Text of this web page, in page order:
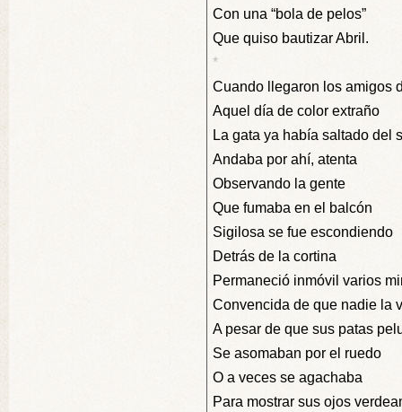
Con una “bola de pelos”
Que quiso bautizar Abril.
*
Cuando llegaron los amigos
Aquel día de color extraño
La gata ya había saltado del
Andaba por ahí, atenta
Observando la gente
Que fumaba en el balcón
Sigilosa se fue escondiendo
Detrás de la cortina
Permaneció inmóvil varios
Convencida de que nadie la
A pesar de que sus patas
Se asomaban por el ruedo
O a veces se agachaba
Para mostrar sus ojos